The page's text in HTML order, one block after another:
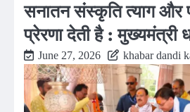
सनातन संस्कृति त्याग और
प्रेरणा देती है : मुख्यमंत्री
June 27, 2026 khabar dandi